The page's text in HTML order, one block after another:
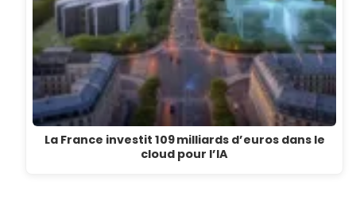
La France investit 109 milliards d’euros dans le
cloud pour l’IA